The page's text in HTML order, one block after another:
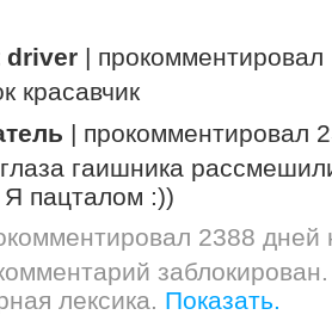
driver |
красавчик
| прокомментировал
гаишника
Я пацталом :))
2388 дней
лексика. Показать.